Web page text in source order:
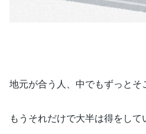
地元が合う人、中でもずっとそ
もうそれだけで大半は得をして